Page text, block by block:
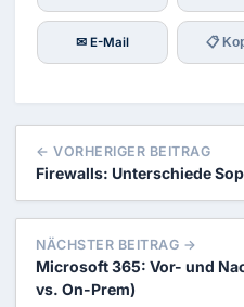
✉ E-Mail 📋
← VORHERIGER BEITRAG
Firewalls: Unterschiede
NÄCHSTER BEITRAG →
Microsoft 365: Vor- und
vs. On-Prem)